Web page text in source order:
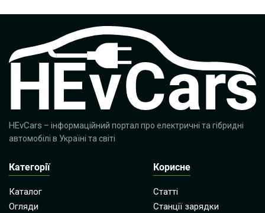
HEvCars – інформаційний портал про електричні та гібридні
автомобілі в Україні та світі
Категорії
Каталог
Огляди
Корисне
Статті
Станції зарядки